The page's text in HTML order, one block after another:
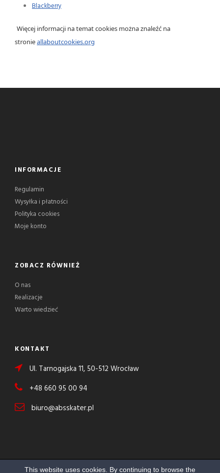
Blackberry
Więcej informacji na temat cookies można znaleźć na
stronieallaboutcookies.org
INFORMACJE
Regulamin
Wysyłka i płatności
Polityka cookies
Moje konto
ZOBACZ RÓWNIEŻ
O nas
Realizacje
Warto wiedzieć
KONTAKT
Ul. Tarnogajska 11, 50-512 Wrocław
+48 660 95 00 94
biuro@absskater.pl
This website uses cookies. By continuing to browse the